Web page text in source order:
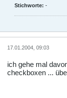
Stichworte: -
17.01.2004, 09:03
ich gehe mal
checkboxen ...